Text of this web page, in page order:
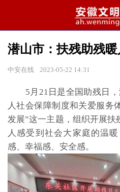
潜山市：扶残助残
中安在线 2023-05-22 14:31
5月21日是全国助残日，
人社会保障制度和关爱服务
发展”这一主题，组织开展
人感受到社会大家庭的温
感、幸福感、安全感。